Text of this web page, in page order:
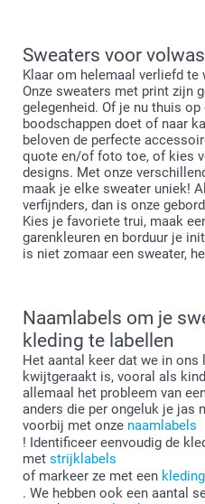
Sweaters voor
Klaar om helemaal verliefd te
Onze sweaters met print zijn
gelegenheid. Of je nu thuis op
boodschappen doet of naar
beloven de perfecte
quote en/of foto toe, of kies
designs. Met onze
maak je elke sweater uniek!
verfijnders, dan is onze
Kies je favoriete trui, maak
garenkleuren en borduur je
is niet zomaar een sweater,
Naamlabels om je
kleding te labellen
Het aantal keer dat we in
kwijtgeraakt is, vooral als
allemaal het probleem van
anders die per ongeluk je jas
voorbij met onze naamlabels
! Identificeer eenvoudig de
met strijklabels
of markeer ze met een
. We hebben ook een aantal